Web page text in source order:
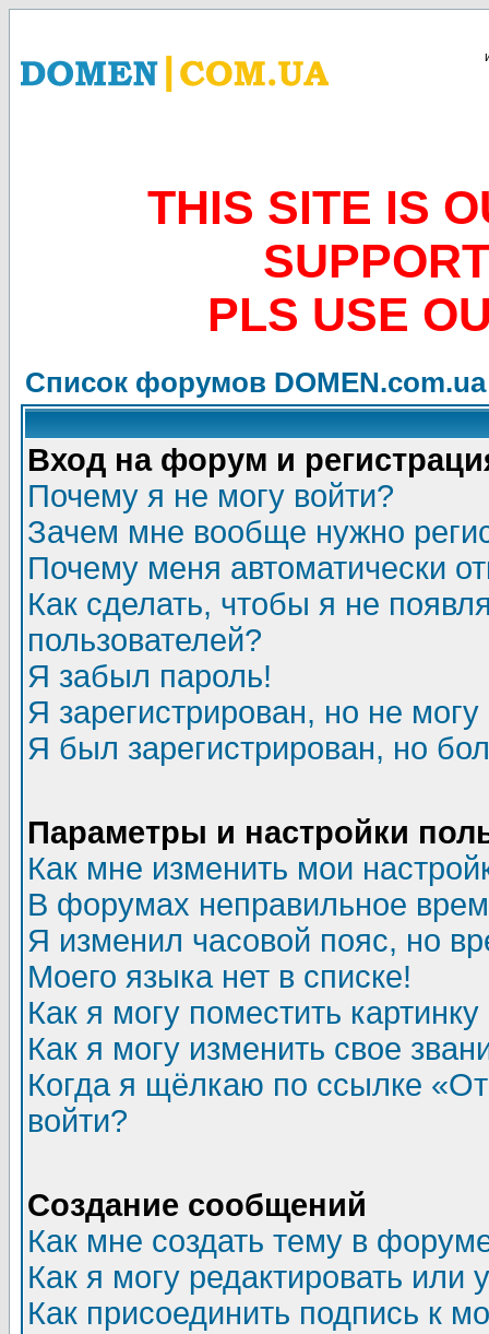
THIS SITE IS
PLS USE
Список форумов DOMEN.com.ua
Вход на форум и
Почему я не могу войти?
Зачем мне вообще нужно
Почему меня автоматически
Как сделать, чтобы я не
пользователей?
Я забыл пароль!
Я зарегистрирован, но не могу
Я был зарегистрирован, но
Параметры и настройки
Как мне изменить мои
В форумах неправильное
Я изменил часовой пояс, но
Моего языка нет в списке!
Как я могу поместить
Как я могу изменить свое
Когда я щёлкаю по ссылке
войти?
Создание сообщений
Как мне создать тему в
Как я могу редактировать или
Как присоединить подпись к